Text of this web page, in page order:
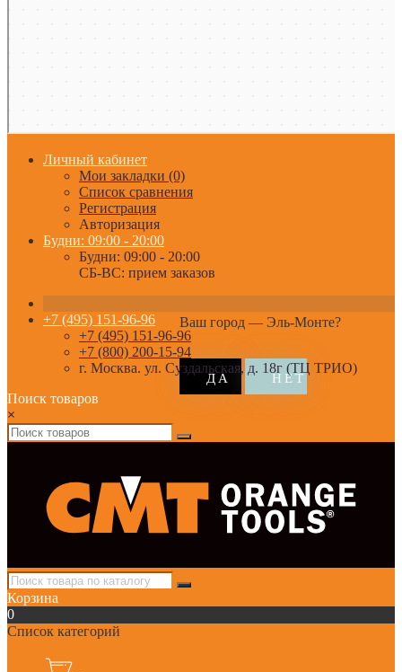
Личный кабинет
Мои закладки (0)
Список сравнения
Регистрация
Авторизация
Будни: 09:00 - 20:00
Будни: 09:00 - 20:00
СБ-ВС: прием заказов
Ваш город — Эль-Монте?
+7 (495) 151-96-96
+7 (495) 151-96-96
+7 (800) 200-15-94
г. Москва. ул. Суздальская, д. 18г (ТЦ ТРИО)
Поиск товаров
×
Корзина
0
Список категорий